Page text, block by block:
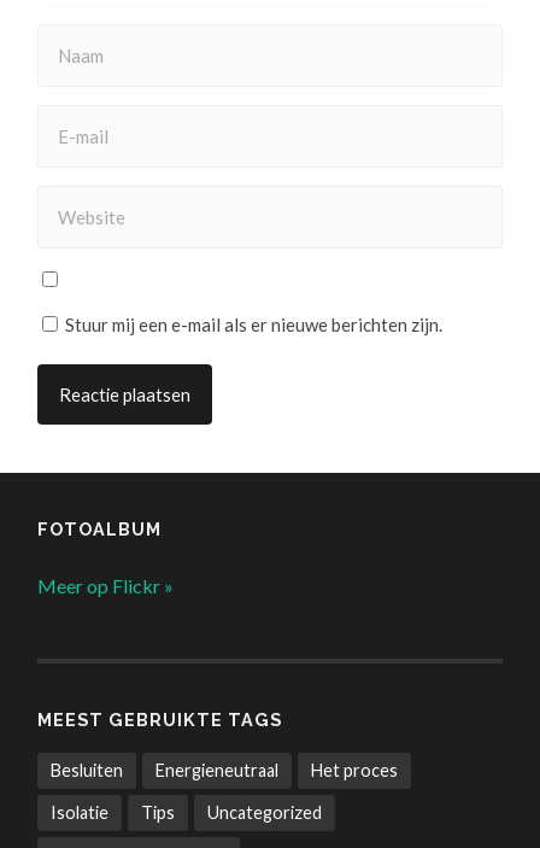
Stuur mij een e-mail als er nieuwe berichten zijn.
FOTOALBUM
Meer op Flickr »
MEEST GEBRUIKTE TAGS
Besluiten Energieneutraal Het proces
Isolatie Tips Uncategorized